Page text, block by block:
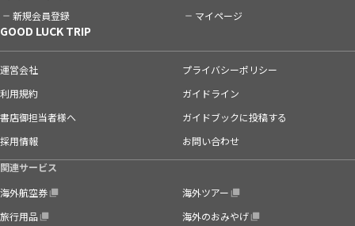
新規会員登録 マイページ
GOOD LUCK TRIP
運営会社
プライバシーポリシー
利用規約
ガイドライン
書店御担当者様へ
ガイドブックに投稿する
採用情報
お問い合わせ
関連サービス
海外航空券
海外ツアー
旅行用品
海外のおみやげ